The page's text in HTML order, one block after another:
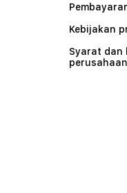
Kebijakan
Syarat dan
perusahaan